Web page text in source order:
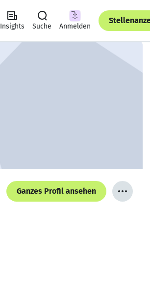
Insights Suche Anmelden
Ganzes Profil ansehen